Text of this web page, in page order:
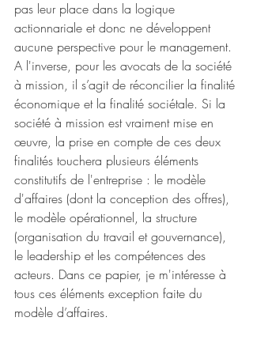
pas leur place dans la logique
actionnariale et donc ne développent
aucune perspective pour le management.
A l'inverse, pour les avocats de la société
à mission, il s’agit de réconcilier la finalité
économique et la finalité sociétale. Si la
société à mission est vraiment mise en
œuvre, la prise en compte de ces deux
finalités touchera plusieurs éléments
constitutifs de l'entreprise : le modèle
d'affaires (dont la conception des offres),
le modèle opérationnel, la structure
(organisation du travail et gouvernance),
le leadership et les compétences des
acteurs. Dans ce papier, je m'intéresse à
tous ces éléments exception faite du
modèle d’affaires.